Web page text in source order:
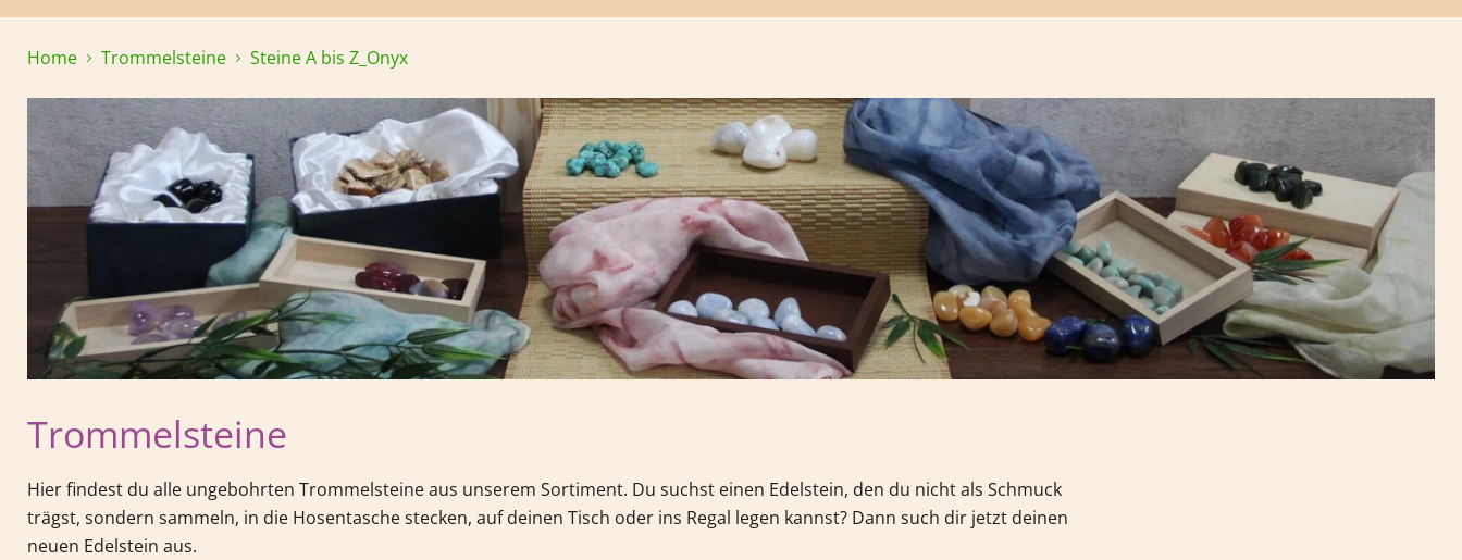
Home Trommelsteine Steine A bis Z_Onyx
Trommelsteine
Hier findest du alle ungebohrten Trommelsteine aus unserem Sortiment. Du suchst einen Edelstein, den du nicht als Schmuck
trägst, sondern sammeln, in die Hosentasche stecken, auf deinen Tisch oder ins Regal legen kannst? Dann such dir jetzt deinen
neuen Edelstein aus.